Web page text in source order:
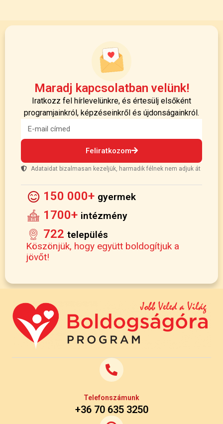
Maradj kapcsolatban velünk!
Iratkozz fel hírlevelünkre, és értesülj elsőként
programjainkról, képzéseinkről és újdonságainkról.
Feliratkozom
Adataidat bizalmasan kezeljük, harmadik félnek nem adjuk át
150 000+ gyermek
1700+ intézmény
722 település
Köszönjük, hogy együtt boldogítjuk a
jövőt!
Telefonszámunk
+36 70 635 3250